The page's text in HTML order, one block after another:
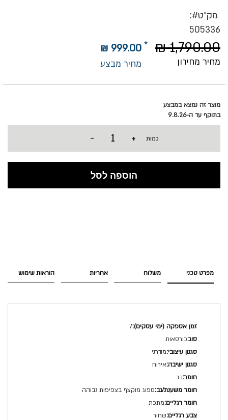
מק״ט
505336
מחיר מבצע
999.00 ₪
מחיר מחירון
1,790.00 ₪
מוצר זה נמצא במבצע
בתוקף עד ה-9.8.26
כמות +
-
הוספה לסל
מפרט טכני
מפרט
טכני
7
כורסאות
מודרני
אירוח
בד
ספוג מוקצף בצפיפות גבוהה
מתכת
שחור
משלוח אחריות הוראות שימוש